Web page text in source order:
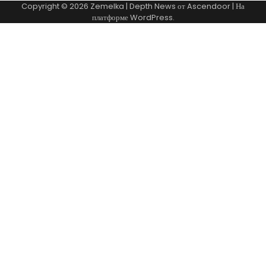
Copyright © 2026 Zemelka | Depth News отAscendoor | На
платформеWordPress.